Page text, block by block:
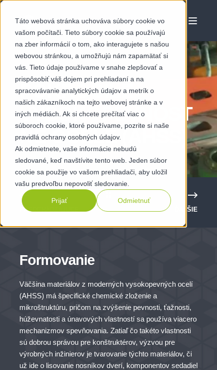
Táto webová stránka uchováva súbory cookie vo
vašom počítači. Tieto súbory cookie sa používajú
na zber informácií o tom, ako interagujete s našou
webovou stránkou, a umožňujú nám zapamätať si
vás. Tieto údaje používame v snahe zlepšovať a
prispôsobiť váš dojem pri prehliadaní a na
spracovávanie analytických údajov a metrík o
našich zákazníkoch na tejto webovej stránke a v
iných médiách. Ak si chcete prečítať viac o
súboroch cookie, ktoré používame, pozrite si naše
pravidlá ochrany osobných údajov.
Ak odmietnete, vaše informácie nebudú
sledované, keď navštívite tento web. Jeden súbor
cookie sa použije vo vašom prehliadači, aby uložil
vašu predvoľbu nepovoliť sledovanie.
Prijať Odmietnuť
POKROČILÉ
VYSOKOPEVNOST
NÉ OCELE (AHSS)
PREDCHÁDZAJÚCE ĎALŠIE
Formovanie
Väčšina materiálov z moderných vysokopevných ocelí
(AHSS) má špecifické chemické zloženie a
mikroštruktúru, pričom na zvýšenie pevnosti, ťažnosti,
húževnatosti a únavových vlastností sa používa viacero
mechanizmov spevňovania. Zatiaľ čo takéto vlastnosti
sú dobrou správou pre konštruktérov, výzvou pre
výrobných inžinierov je tvarovanie týchto materiálov, či
už ide o lisovanie nosníkov dverí, komponentov sedadiel